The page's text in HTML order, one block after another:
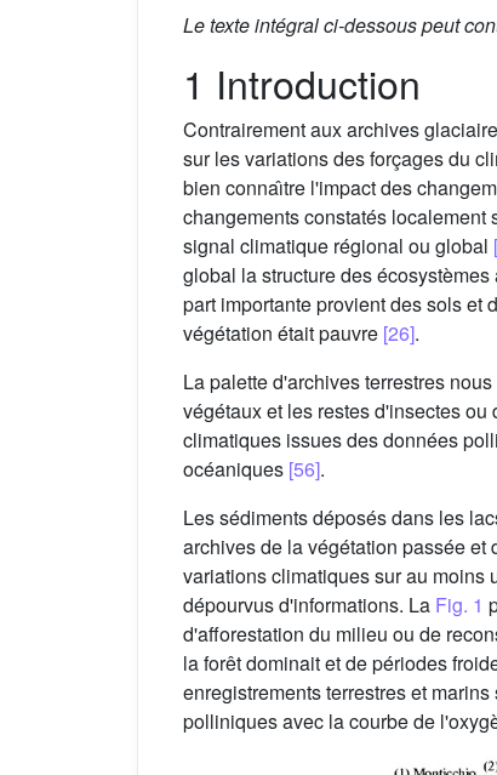
Le texte intégral ci-dessous peut
1 Introduction
Contrairement aux archives
sur les variations des forçages du
bien connaı̂tre l'impact des
changements constatés
signal climatique régional ou global
global la structure des
part importante provient des sols et
végétation était pauvre [26].
La palette d'archives terrestres
végétaux et les restes d'insectes
climatiques issues des données
océaniques [56].
Les sédiments déposés dans les
archives de la végétation passée
variations climatiques sur au moins
dépourvus d'informations. La Fig. 1
d'afforestation du milieu ou de
la forêt dominait et de périodes
enregistrements terrestres et
polliniques avec la courbe de